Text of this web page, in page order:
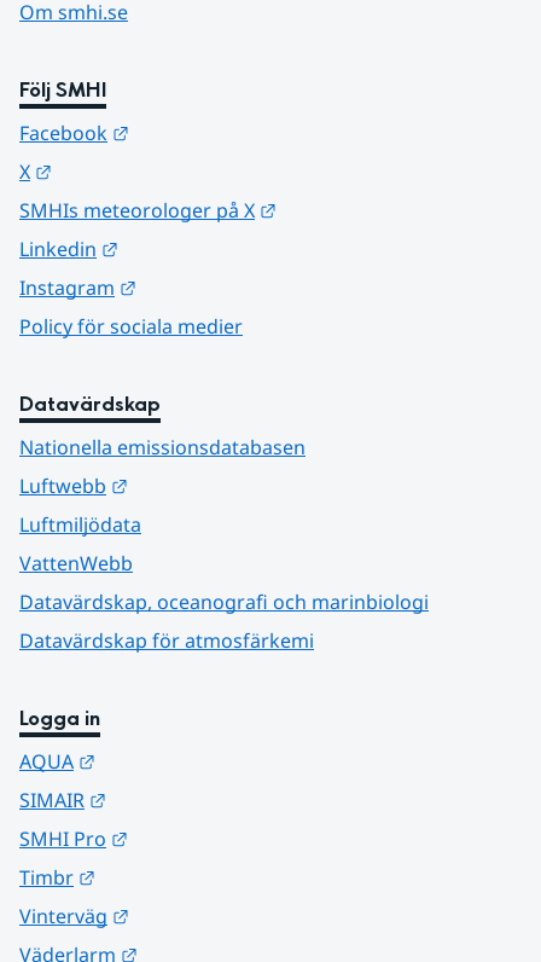
Om smhi.se
Följ SMHI
Facebook
X
SMHIs meteorologer på X
Linkedin
Instagram
Policy för sociala medier
Datavärdskap
Nationella emissionsdatabasen
Luftwebb
Luftmiljödata
VattenWebb
Datavärdskap, oceanografi och marinbiologi
Datavärdskap för atmosfärkemi
Logga in
AQUA
SIMAIR
SMHI Pro
Timbr
Vinterväg
Väderlarm